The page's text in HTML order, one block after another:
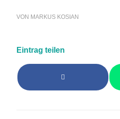
VON MARKUS KOSIAN
Eintrag teilen